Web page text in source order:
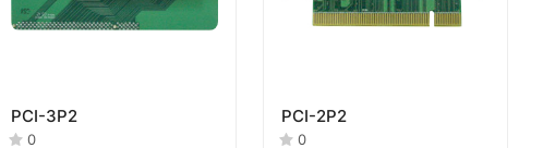
PCI-3P2
0
PCI-2P2
0